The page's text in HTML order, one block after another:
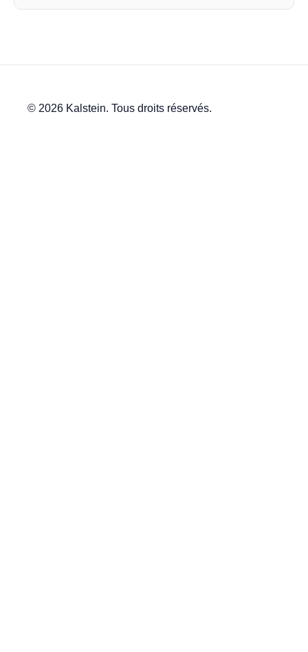
© 2026 Kalstein. Tous droits réservés.